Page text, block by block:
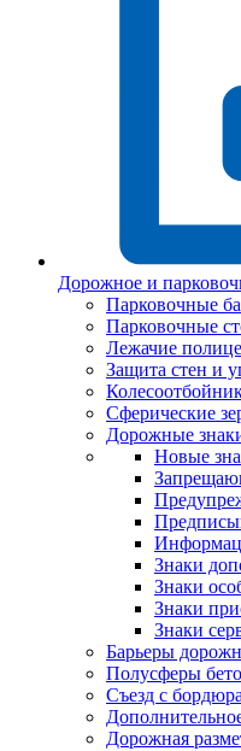
Дорожное и
Парковочные
Парковочные
Лежачие
Защита стен и
Сферические
Дорожные
Новые
Знаки
Знаки
Знаки
Знаки
Барьеры
Полусферы
Съезд с бордюра
Дорожная